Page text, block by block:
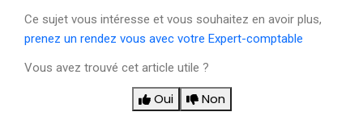
Ce sujet vous intéresse et vous souhaitez en avoir plus,
prenez un rendez vous avec votre Expert-comptable
Vous avez trouvé cet article utile ?
Oui Non